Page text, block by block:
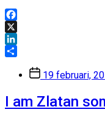
Facebook
X
LinkedIn
Inläggsdatum
19 februari,
I am Zlatan